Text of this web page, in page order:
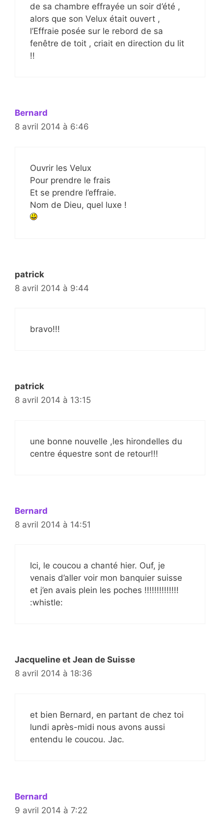
de sa chambre effrayée un soir d’été ,
alors que son Velux était ouvert ,
l’Effraie posée sur le rebord de sa
fenêtre de toit , criait en direction du lit
!!
Bernard
8 avril 2014 à 6:46
Ouvrir les Velux
Pour prendre le frais
Et se prendre l’effraie.
Nom de Dieu, quel luxe !
patrick
8 avril 2014 à 9:44
bravo!!!
patrick
8 avril 2014 à 13:15
une bonne nouvelle ,les hirondelles du
centre équestre sont de retour!!!
Bernard
8 avril 2014 à 14:51
Ici, le coucou a chanté hier. Ouf, je
venais d’aller voir mon banquier suisse
et j’en avais plein les poches !!!!!!!!!!!!!!
:whistle:
Jacqueline et Jean de Suisse
8 avril 2014 à 18:36
et bien Bernard, en partant de chez toi
lundi après-midi nous avons aussi
entendu le coucou. Jac.
Bernard
9 avril 2014 à 7:22